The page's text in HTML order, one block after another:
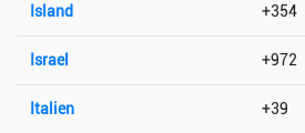
Island +354
Israel +972
Italien +39